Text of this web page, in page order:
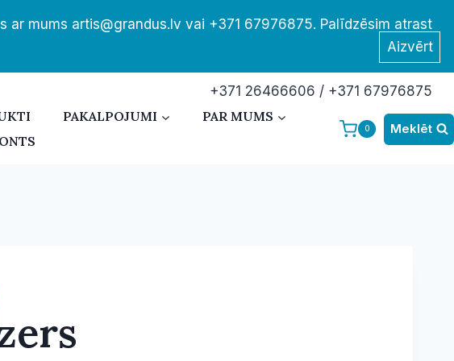
mums artis@grandus.lv vai +371 67976875. Palīdzēsim atrast
Aizvērt
+371 26466606 / +371 67976875
PAKALPOJUMI
PAR MUMS
0 Meklēt